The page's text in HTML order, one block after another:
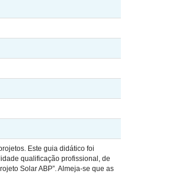
Este guia didático foi
qualificação profissional, de
Solar ABP”. Almeja-se que as